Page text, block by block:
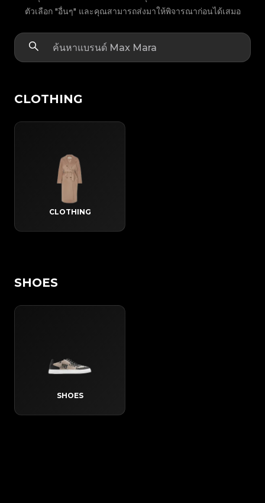
ตัวเลือก "อื่นๆ" และคุณสามารถส่งมาให้พิจารณาก่อนได้เสมอ
CLOTHING
CLOTHING
SHOES
SHOES